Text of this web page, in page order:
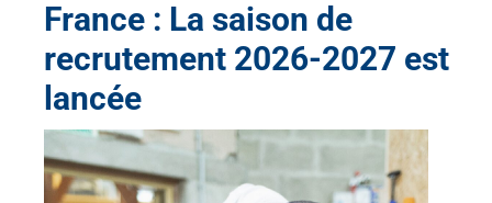
France : La saison de
recrutement 2026-2027 est
lancée